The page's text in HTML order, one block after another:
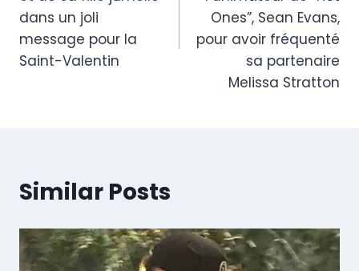
dans un joli
message pour la
Saint-Valentin
Ones”, Sean Evans,
pour avoir fréquenté
sa partenaire
Melissa Stratton
Similar Posts